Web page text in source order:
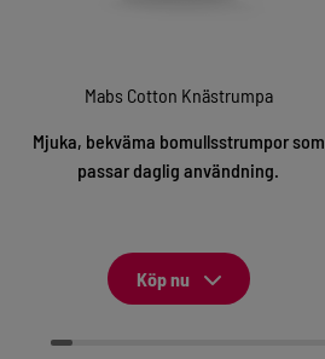
Mabs Cotton Knästrumpa
Mjuka, bekväma bomullsstrumpor som
passar daglig användning.
Köp nu